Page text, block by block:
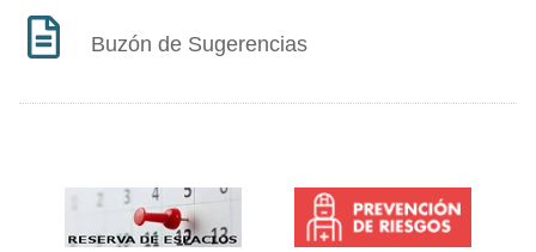
Buzón de Sugerencias